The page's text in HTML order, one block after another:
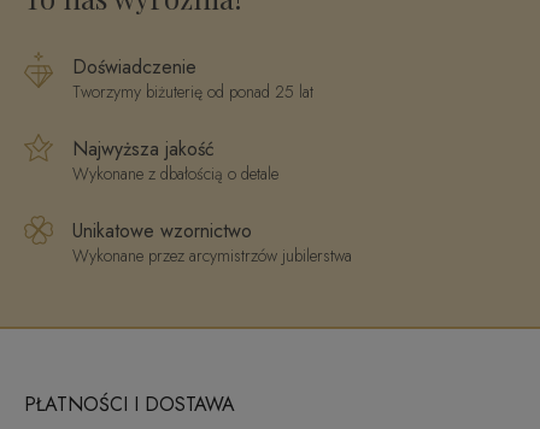
Doświadczenie
Tworzymy biżuterię od ponad 25 lat
Najwyższa jakość
Wykonane z dbałością o detale
Unikatowe wzornictwo
Wykonane przez arcymistrzów jubilerstwa
PŁATNOŚCI I DOSTAWA